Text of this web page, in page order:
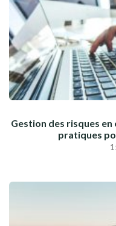
Gestion des risques
pratiques